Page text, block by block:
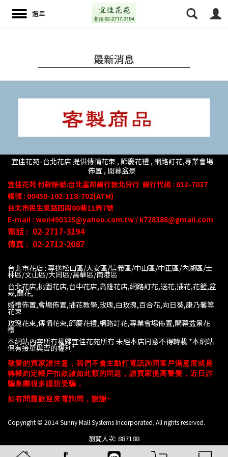
最新消息
宜佳花苑-台北花店 提供傳情花束 , 節慶花禮 , 網路訂花,專業會場
佈置 , 開幕盆景
宜佳花苑付款帳號:台北富邦銀行敦北分行 銀行代碼 : 012-7037
帳號 : 00450-102-118-702(ATM)
台北市民生東路四段80巷11弄7號
E-mail : wen490325@yahoo.com.tw / k728386@gmail.com
電話 : 02-2717-3194
傳真 : 02-2712-2087
台北市花店 : 專送松山區/大安區/信義區/中山區/中正區/內湖區/士
林區/文山區/大同區/萬華區/南港區
台北花店,桃園花店,台中花店,高雄花店,網路訂花,送花,插花,花籃,盆
栽,蘭花,
婚禮佈置,會場佈置,插花教學,玫瑰,白玫瑰,百合花,向日葵,康乃馨等
花束
玫瑰花束,傳情花束,節慶花禮,網路訂花,專業會場佈置,開幕盆景花
禮
本網站內容所有權歸宜佳花苑所有 未經本店同意不得轉載 *本網站
保有接單與否的權利*
敬愛的買家請注意，我們不會主動打電話詢問客戶滿意度或是
轉帳約定帳戶扣款諸如此類的問題，請買家提高警覺，近日詐
騙集團很多謹防受騙，
如有問題歡迎來電詢問，謝謝~
Copyright © 2014 Sunny Mall Systems Incorporated. All rights reserved.
瀏覽人次: 887188